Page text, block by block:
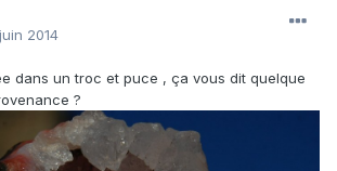
2014
dans un troc et puce , ça vous dit quelque
?